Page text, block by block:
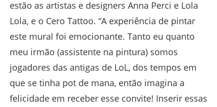
estão as artistas e designers Anna Perci e Lola
Lola, e o Cero Tattoo. “A experiência de pintar
este mural foi emocionante. Tanto eu quanto
meu irmão (assistente na pintura) somos
jogadores das antigas de LoL, dos tempos em
que se tinha pot de mana, então imagina a
felicidade em receber esse convite! Inserir essas